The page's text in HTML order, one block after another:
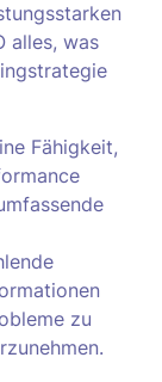
alles, was
Fähigkeit,
zu